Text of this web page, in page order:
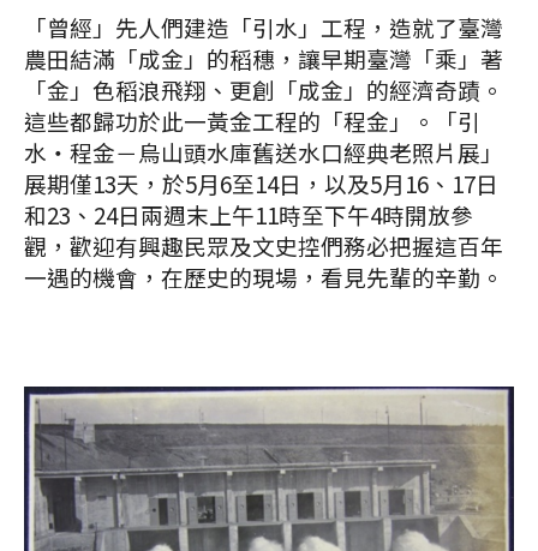
「曾經」先人們建造「引水」工程，造就了臺灣
農田結滿「成金」的稻穗，讓早期臺灣「乘」著
「金」色稻浪飛翔、更創「成金」的經濟奇蹟。
這些都歸功於此一黃金工程的「程金」。「引
水‧程金－烏山頭水庫舊送水口經典老照片展」
展期僅13天，於5月6至14日，以及5月16、17日
和23、24日兩週末上午11時至下午4時開放參
觀，歡迎有興趣民眾及文史控們務必把握這百年
一遇的機會，在歷史的現場，看見先輩的辛勤。